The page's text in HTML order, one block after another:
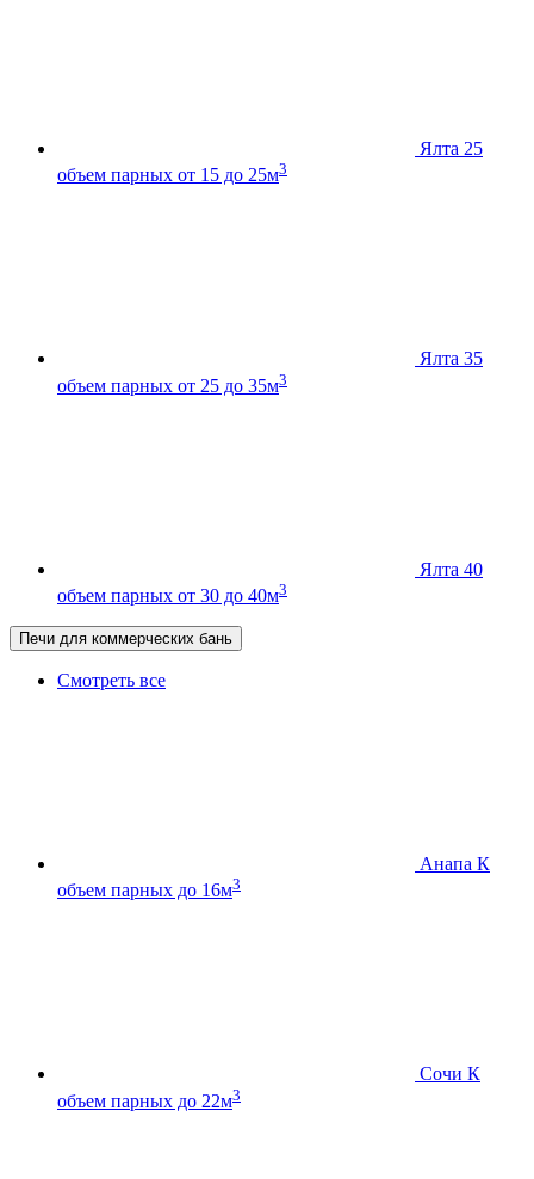
Ялта 25
объем парных от 15 до 25м3
Ялта 35
объем парных от 25 до 35м3
Ялта 40
объем парных от 30 до 40м3
Печи для коммерческих бань
Смотреть все
Анапа К
объем парных до 16м3
Сочи К
объем парных до 22м3